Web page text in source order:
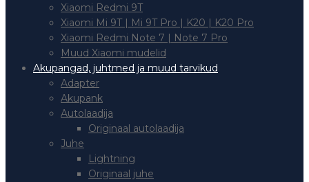
Xiaomi Redmi 9T
Xiaomi Mi 9T | Mi 9T Pro | K20 | K20 Pro
Xiaomi Redmi Note 7 | Note 7 Pro
Muud Xiaomi mudelid
Akupangad, juhtmed ja muud tarvikud
Adapter
Akupank
Autolaadija
Originaal autolaadija
Juhe
Lightning
Originaal juhe